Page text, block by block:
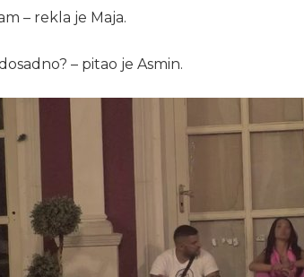
– rekla je Maja.
– pitao je Asmin.